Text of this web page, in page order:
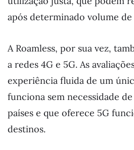
após determinado volume de
A Roamless, por sua vez,
a redes 4G e 5G. As
experiência fluida de um
funciona sem necessidade
países e que oferece 5G
destinos.